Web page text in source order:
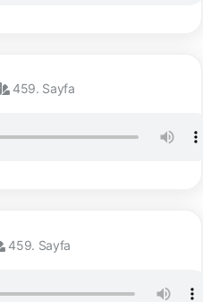
459. Sayfa
459. Sayfa